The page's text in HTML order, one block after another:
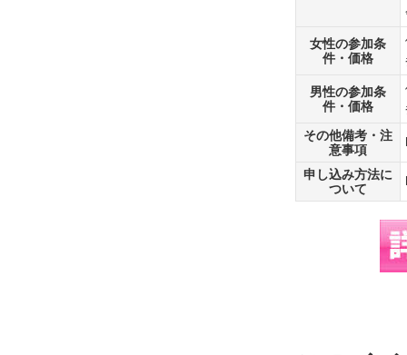
女性の参加条
件・価格
男性の参加条
件・価格
その他備考・注
意事項
申し込み方法に
ついて